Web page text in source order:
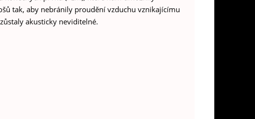
tak, aby nebránily proudění vzduchu vznikajícímu
akusticky neviditelné.